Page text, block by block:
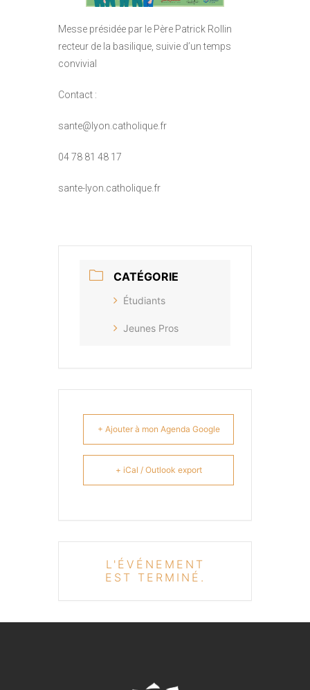
Messe présidée par le Père Patrick Rollin
recteur de la basilique, suivie d’un temps
convivial
Contact :
sante@lyon.catholique.fr
04 78 81 48 17
sante-lyon.catholique.fr
CATÉGORIE
Étudiants
Jeunes Pros
+ Ajouter à mon Agenda Google
+ iCal / Outlook export
L'ÉVÉNEMENT
EST TERMINÉ.